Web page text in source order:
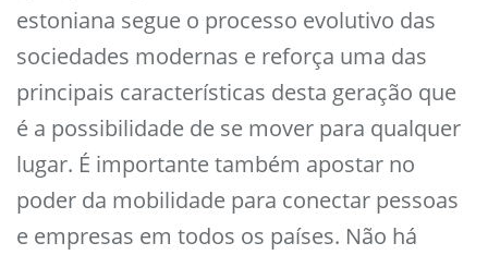
estoniana segue o processo evolutivo das
sociedades modernas e reforça uma das
principais características desta geração que
é a possibilidade de se mover para qualquer
lugar. É importante também apostar no
poder da mobilidade para conectar pessoas
e empresas em todos os países. Não há